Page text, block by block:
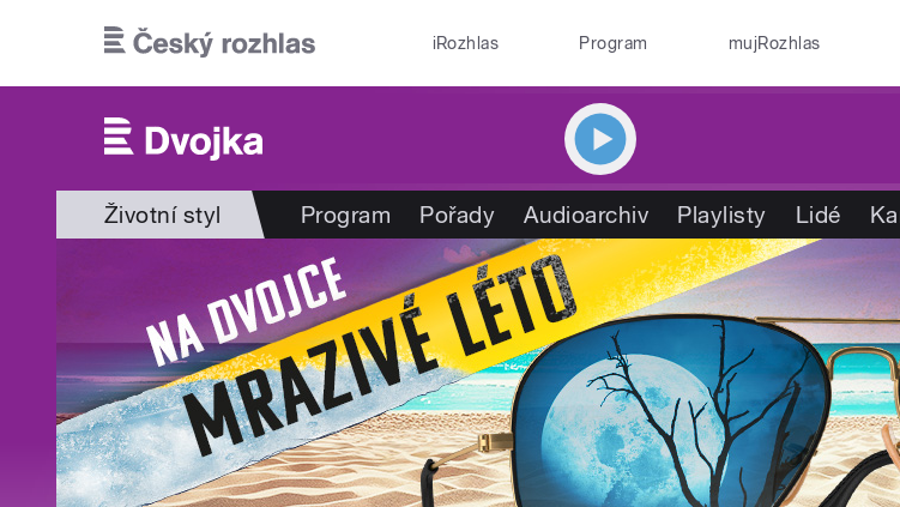
iRozhlas Program mujRozhlas
Životní styl Program Pořady Audioarchiv Playlisty Lidé